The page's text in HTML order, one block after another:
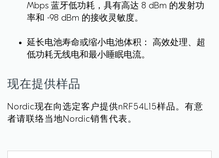
Mbps 蓝牙低功耗，具有高达 8 dBm 的发射功
率和 -98 dBm 的接收灵敏度。
延长电池寿命或缩小电池体积： 高效处理、超
低功耗无线电和最小睡眠电流。
现在提供样品
Nordic现在向选定客户提供nRF54L15样品。有意
者请联络当地Nordic销售代表。